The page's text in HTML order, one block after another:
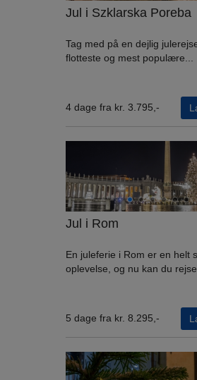
Jul i Szklarska Poreba
Tag med på en dejlig
flotteste og mest populære...
4 dage fra kr. 3.795,-
Jul i Rom
En juleferie i Rom er en helt
oplevelse, og nu kan du rejse
5 dage fra kr. 8.295,-